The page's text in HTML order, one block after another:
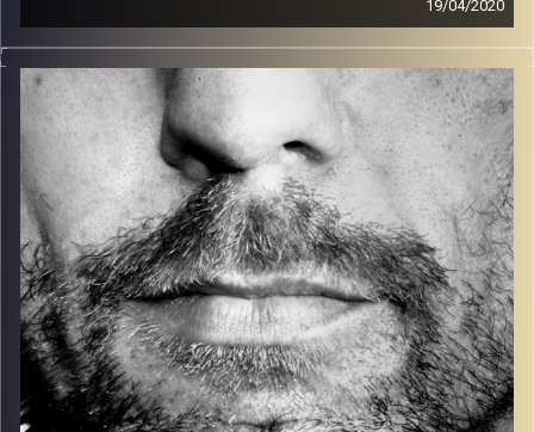
19/04/2020
זיפים, מוזיקה מחוספסת של הופעות חיות. הרבה ג'אם, רוק,
בלוז, bluegrass, ג'אז, Fאנק, פרוגרסיב ואפילו אלקטרוניקה.
כל מה שחי, אמיתי ונושם.
עם שמוליק רגב.
קרדיט תמונות: David Goehring